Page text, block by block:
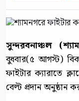
সুন্দরবনাঞ্চল
বুধবার(৫ আগস্ট)
ফাইটার ক্যারাতে
বেল্ট প্রদান অনুষ্ঠান